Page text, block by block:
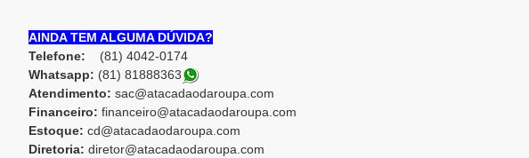
AINDA TEM ALGUMA DÚVIDA?
Telefone: (81) 4042-0174
Whatsapp: (81) 81888363
Atendimento: sac@atacadaodaroupa.com
Financeiro: financeiro@atacadaodaroupa.com
Estoque: cd@atacadaodaroupa.com
Diretoria: diretor@atacadaodaroupa.com